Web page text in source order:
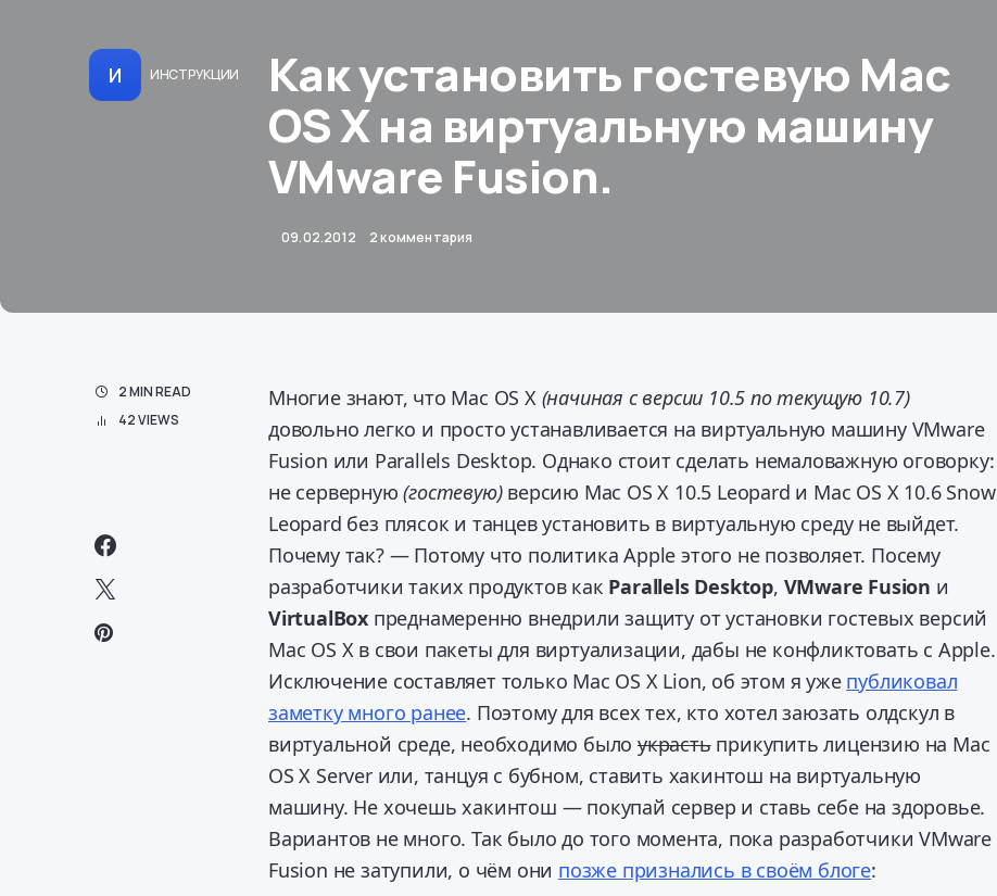
И ИНСТРУКЦИИ
Как установить гостевую Mac
OS X на виртуальную машину
VMware Fusion.
09.02.2012 2 комментария
2 MIN READ
42 VIEWS
Многие знают, что Mac OS X (начиная с версии 10.5 по текущую 10.7)
довольно легко и просто устанавливается на виртуальную машину VMware
Fusion или Parallels Desktop. Однако стоит сделать немаловажную оговорку:
не серверную(гостевую)версию Mac OS X 10.5 Leopard и Mac OS X 10.6 Snow
Leopard без плясок и танцев установить в виртуальную среду не выйдет.
Почему так? — Потому что политика Apple этого не позволяет. Посему
разработчики таких продуктов как Parallels Desktop, VMware Fusion и
VirtualBox преднамеренно внедрили защиту от установки гостевых версий
Mac OS X в свои пакеты для виртуализации, дабы не конфликтовать с Apple.
Исключение составляет только Mac OS X Lion, об этом я уже публиковал
заметку много ранее. Поэтому для всех тех, кто хотел заюзать олдскул в
виртуальной среде, необходимо было украстьприкупить лицензию на Mac
OS X Server или, танцуя с бубном, ставить хакинтош на виртуальную
машину. Не хочешь хакинтош — покупай сервер и ставь себе на здоровье.
Вариантов не много. Так было до того момента, пока разработчики VMware
Fusion не затупили, о чём они позже признались в своём блоге: